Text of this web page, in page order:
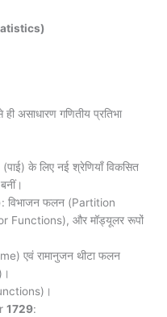
असाधारण गणितीय प्रतिभा
के लिए नई श्रेणियाँ विकसित
: विभाजन फलन (Partition
Functions), और मॉड्यूलर रूपों
एवं रामानुजन थीटा फलन
1729: